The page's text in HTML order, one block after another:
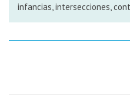
infancias, intersecciones,